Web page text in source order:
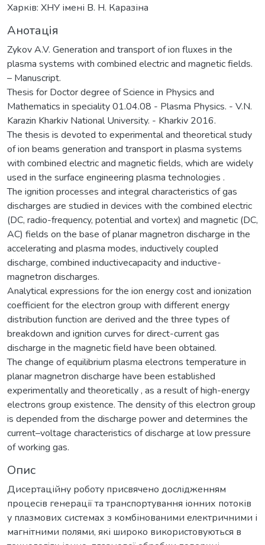
Харків: ХНУ імені В. Н. Каразіна
Анотація
Zykov A.V. Generation and transport of ion fluxes in the
plasma systems with combined electric and magnetic fields.
– Manuscript.
Thesis for Doctor degree of Science in Physics and
Mathematics in speciality 01.04.08 - Plasma Physics. - V.N.
Karazin Kharkiv National University. - Kharkiv 2016.
The thesis is devoted to experimental and theoretical study
of ion beams generation and transport in plasma systems
with combined electric and magnetic fields, which are widely
used in the surface engineering plasma technologies .
The ignition processes and integral characteristics of gas
discharges are studied in devices with the combined electric
(DC, radio-frequency, potential and vortex) and magnetic (DC,
AC) fields on the base of planar magnetron discharge in the
accelerating and plasma modes, inductively coupled
discharge, combined inductivecapacity and inductive-
magnetron discharges.
Analytical expressions for the ion energy cost and ionization
coefficient for the electron group with different energy
distribution function are derived and the three types of
breakdown and ignition curves for direct-current gas
discharge in the magnetic field have been obtained.
The change of equilibrium plasma electrons temperature in
planar magnetron discharge have been established
experimentally and theoretically , as a result of high-energy
electrons group existence. The density of this electron group
is depended from the discharge power and determines the
current–voltage characteristics of discharge at low pressure
of working gas.
Опис
Дисертаційну роботу присвячено дослідженням
процесів генерації та транспортування іонних потоків
у плазмових системах з комбінованими електричними і
магнітними полями, які широко використовуються в